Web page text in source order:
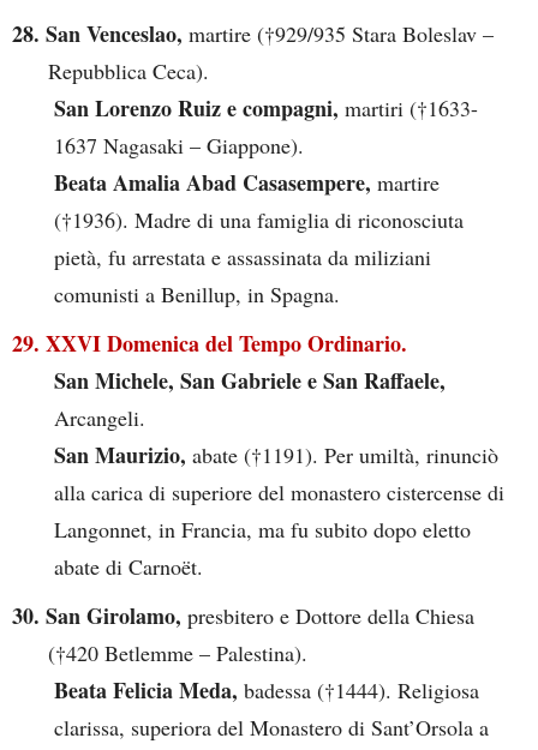
28. San Venceslao, martire (†929/935 Stara Boleslav –
Repubblica Ceca).
San Lorenzo Ruiz e compagni, martiri (†1633-
1637 Nagasaki – Giappone).
Beata Amalia Abad Casasempere, martire
(†1936). Madre di una famiglia di riconosciuta
pietà, fu arrestata e assassinata da miliziani
comunisti a Benillup, in Spagna.
29. XXVI Domenica del Tempo Ordinario.
San Michele, San Gabriele e San Raffaele,
Arcangeli.
San Maurizio, abate (†1191). Per umiltà, rinunciò
alla carica di superiore del monastero cistercense di
Langonnet, in Francia, ma fu subito dopo eletto
abate di Carnoët.
30. San Girolamo, presbitero e Dottore della Chiesa
(†420 Betlemme – Palestina).
Beata Felicia Meda, badessa (†1444). Religiosa
clarissa, superiora del Monastero di Sant’Orsola a